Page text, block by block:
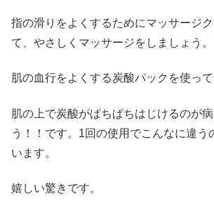
指の滑りをよくするためにマッサージ
て、やさしくマッサージをしましょう。
肌の血行をよくする炭酸パックを使って
肌の上で炭酸がぱちぱちはじけるのが
う！！です。1回の使用でこんなに違う
います。
嬉しい驚きです。